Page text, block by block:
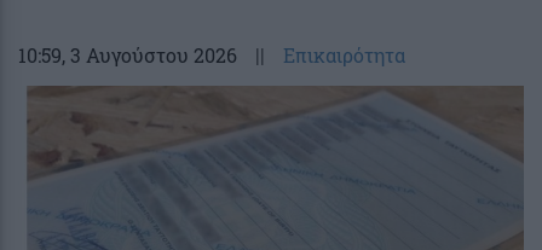
10:59, 3 Αυγούστου 2026 || Επικαιρότητα